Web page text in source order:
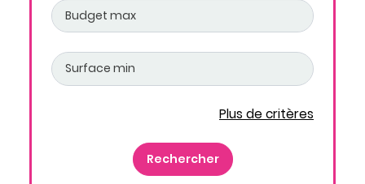
Plus de critères